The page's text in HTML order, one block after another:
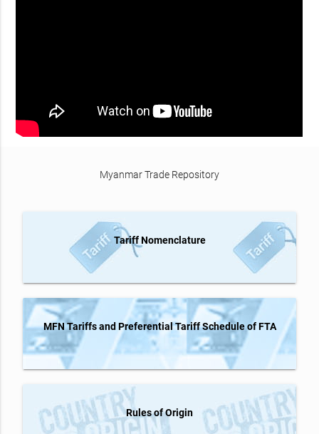
Myanmar Trade Repository
Tariff Nomenclature
MFN Tariffs and Preferential Tariff Schedule of FTA
Rules of Origin